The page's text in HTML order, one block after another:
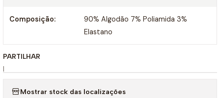
Composição:
90% Algodão 7% Poliamida 3%
Elastano
PARTILHAR
|
Mostrar stock das localizações